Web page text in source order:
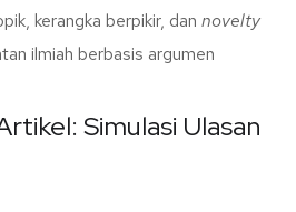
kerangka berpikir, dan novelty
ilmiah berbasis argumen
Simulasi Ulasan